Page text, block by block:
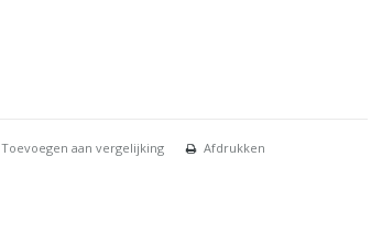
Toevoegen aan vergelijking Afdrukken